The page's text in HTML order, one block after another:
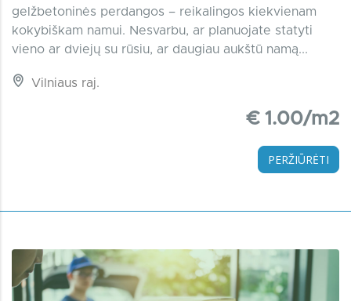
gelžbetoninės perdangos – reikalingos kiekvienam
kokybiškam namui. Nesvarbu, ar planuojate statyti
vieno ar dviejų su rūsiu, ar daugiau aukštū namą...
Vilniaus raj.
€ 1.00/m2
PERŽIŪRĖTI